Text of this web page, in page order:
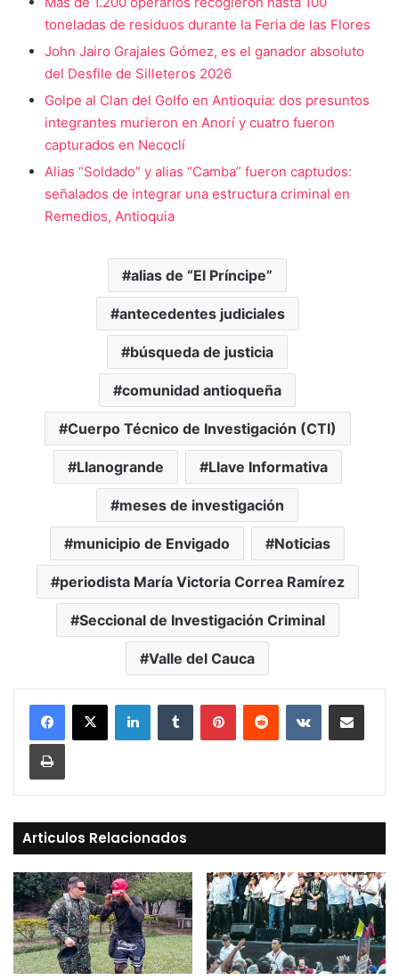
toneladas de residuos durante la Feria de las Flores
John Jairo Grajales Gómez, es el ganador absoluto
del Desfile de Silleteros 2026
Golpe al Clan del Golfo en Antioquia: dos presuntos
integrantes murieron en Anorí y cuatro fueron
capturados en Necoclí
Alias “Soldado” y alias “Camba” fueron captudos:
señalados de integrar una estructura criminal en
Remedios, Antioquia
alias de “El Príncipe”
antecedentes judiciales
búsqueda de justicia
comunidad antioqueña
Cuerpo Técnico de Investigación (CTI)
Llanogrande Llave Informativa
meses de investigación
municipio de Envigado Noticias
periodista María Victoria Correa Ramírez
Seccional de Investigación Criminal
Valle del Cauca
LinkedInTumblr PinterestReddit VKontakteCompartir vía Mail
Print
Articulos Relacionados